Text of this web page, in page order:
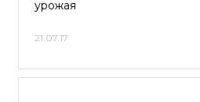
урожая
21.07.17